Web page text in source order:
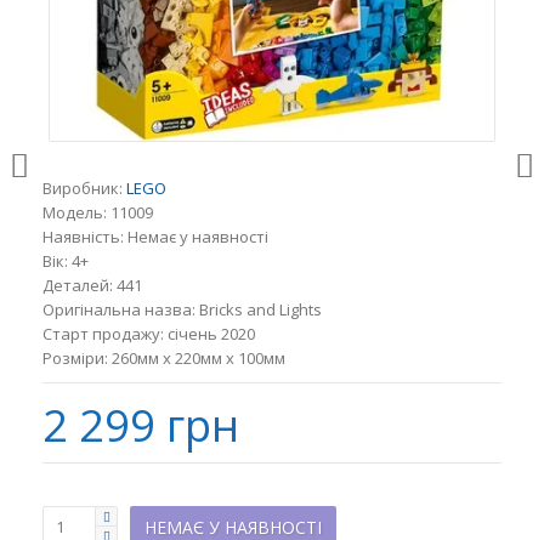
Виробник: LEGO
Модель: 11009
Наявність: Немає у наявності
Вік: 4+
Деталей: 441
Оригінальна назва: Bricks and Lights
Старт продажу: січень 2020
Розміри: 260мм x 220мм x 100мм
2 299 грн
НЕМАЄ У НАЯВНОСТІ